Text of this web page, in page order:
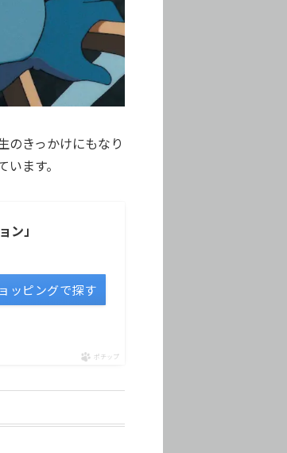
のきっかけにもなり
ます。
ン」
ッピングで探す
ポチップ